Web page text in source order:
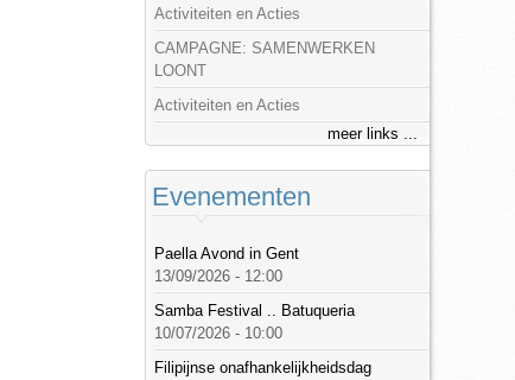
Activiteiten en Acties
CAMPAGNE: SAMENWERKEN
LOONT
Activiteiten en Acties
meer links ...
Evenementen
Paella Avond in Gent
13/09/2026 - 12:00
Samba Festival .. Batuqueria
10/07/2026 - 10:00
Filipijnse onafhankelijkheidsdag